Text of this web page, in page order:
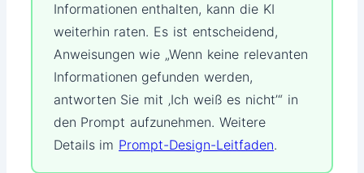
Informationen enthalten, kann die KI
weiterhin raten. Es ist entscheidend,
Anweisungen wie „Wenn keine relevanten
Informationen gefunden werden,
antworten Sie mit ‚Ich weiß es nicht’“ in
den Prompt aufzunehmen. Weitere
Details im Prompt-Design-Leitfaden.